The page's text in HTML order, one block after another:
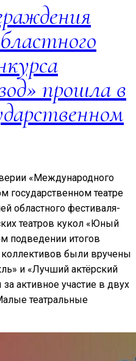
прошла в
«Международного
государственном театре
областного фестиваля-
театров кукол «Юный
подведении итогов
были вручены
и «Лучший актёрский
активное участие в двух
театральные